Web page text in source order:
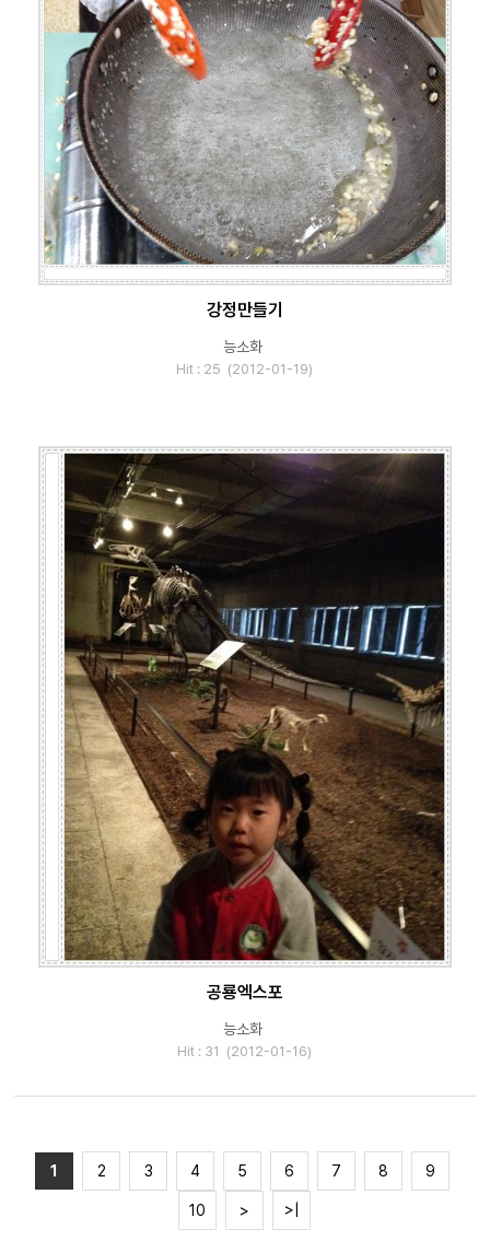
강정만들기
능소화
Hit : 25 (2012-01-19)
공룡엑스포
능소화
Hit : 31 (2012-01-16)
1 2 3 4 5 6 7 8 9
10 > >|